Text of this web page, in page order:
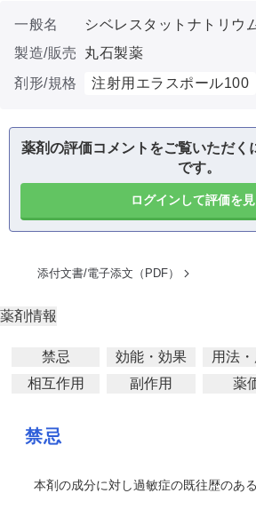
一般名
シベレスタットナトリウ
製造/販売
丸石製薬
剤形/規格
注射用エラスポール100
薬剤の評価コメントをご覧いただく
です。
ログインして評価を
添付文書/電子添文（PDF）
薬剤情報
禁忌 効能・効果 用法
相互作用
副作用 薬
禁忌
本剤の成分に対し過敏症の既往歴のあ